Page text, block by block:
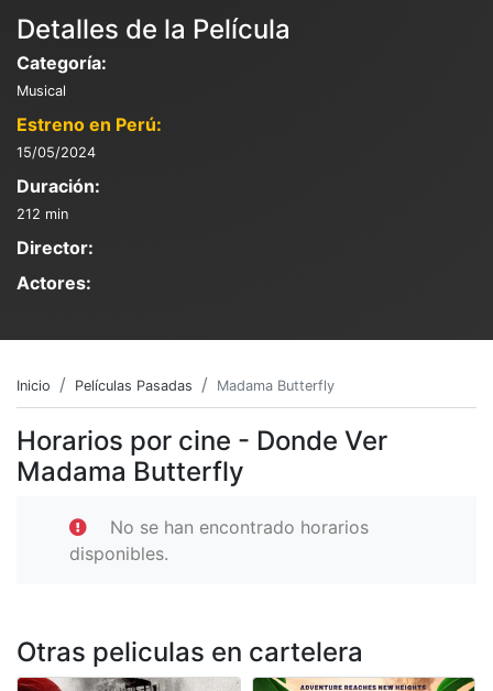
Detalles de la Película
Categoría:
Musical
Estreno en Perú:
15/05/2024
Duración:
212 min
Director:
Actores:
Inicio Películas Pasadas Madama Butterfly
Horarios por cine - Donde Ver
Madama Butterfly
No se han encontrado horarios
disponibles.
Otras peliculas en cartelera